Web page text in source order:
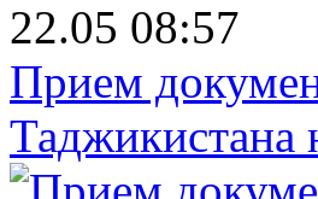
22.05 08:57
Прием
Таджикистана